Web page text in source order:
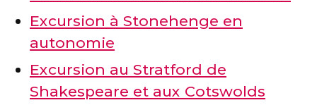
Excursion à Stonehenge en
autonomie
Excursion au Stratford de
Shakespeare et aux Cotswolds